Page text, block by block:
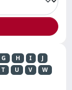
G H I
J
T U V
W